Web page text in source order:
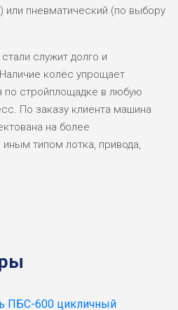
или пневматический (по выбору
служит долго и
колёс упрощает
стройплощадке в любую
По заказу клиента машина
на более
типом лотка, привода,